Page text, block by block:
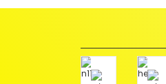
gerekir.
ödemeli olarak
Antenci Elektronik